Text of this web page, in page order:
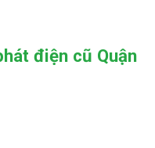
điện cũ Quận